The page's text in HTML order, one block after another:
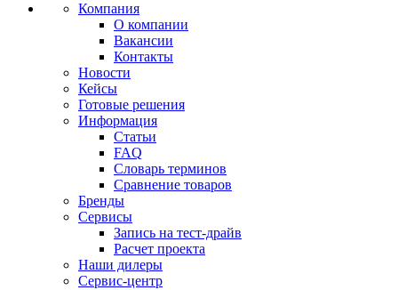
Компания
О компании
Вакансии
Контакты
Новости
Кейсы
Готовые решения
Информация
Статьи
FAQ
Словарь терминов
Сравнение товаров
Бренды
Сервисы
Запись на тест-драйв
Расчет проекта
Наши дилеры
Сервис-центр